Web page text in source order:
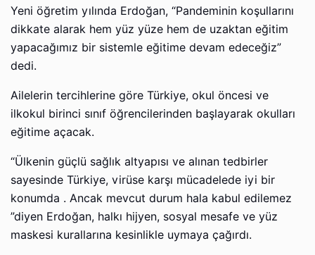
Yeni öğretim yılında Erdoğan, “Pandeminin koşullarını
dikkate alarak hem yüz yüze hem de uzaktan eğitim
yapacağımız bir sistemle eğitime devam edeceğiz”
dedi.
Ailelerin tercihlerine göre Türkiye, okul öncesi ve
ilkokul birinci sınıf öğrencilerinden başlayarak okulları
eğitime açacak.
“Ülkenin güçlü sağlık altyapısı ve alınan tedbirler
sayesinde Türkiye, virüse karşı mücadelede iyi bir
konumda . Ancak mevcut durum hala kabul edilemez
”diyen Erdoğan, halkı hijyen, sosyal mesafe ve yüz
maskesi kurallarına kesinlikle uymaya çağırdı.